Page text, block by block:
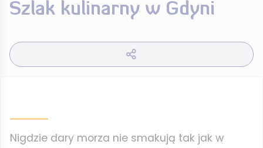
Szlak kulinarny w Gdyni
Nigdzie dary morza nie smakują tak jak w